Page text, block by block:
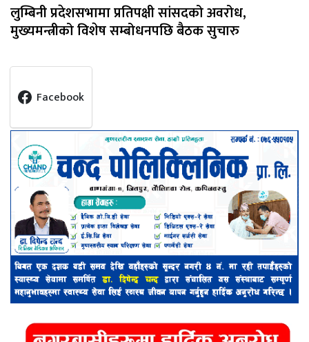
लुम्बिनी प्रदेशसभामा प्रतिपक्षी सांसदको अवरोध,
मुख्यमन्त्रीको विशेष सम्बोधनपछि बैठक सुचारु
Facebook